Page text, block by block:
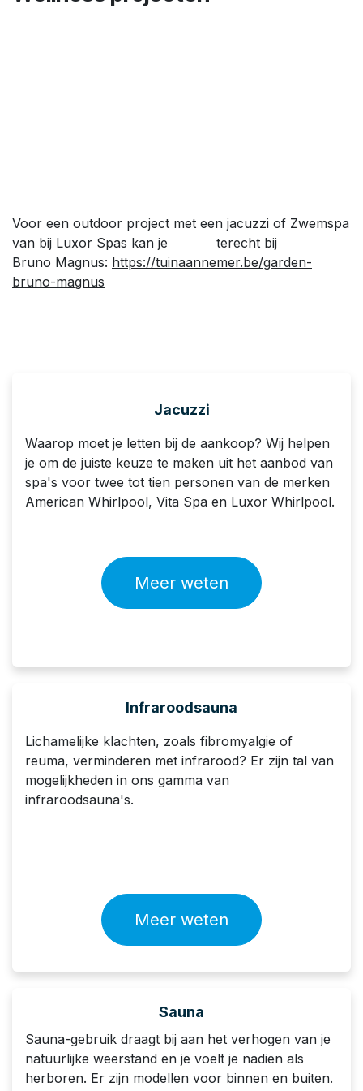
Voor een outdoor project met een jacuzzi of Zwemspa
van bij Luxor Spas kan je terecht bij
Bruno Magnus: https://tuinaannemer.be/garden-
bruno-magnus
Jacuzzi
Waarop moet je letten bij de aankoop? Wij helpen
je om de juiste keuze te maken uit het aanbod van
spa's voor twee tot tien personen van de merken
American Whirlpool, Vita Spa en Luxor Whirlpool.
Meer weten
Infraroodsauna
Lichamelijke klachten, zoals fibromyalgie of
reuma, verminderen met infrarood? Er zijn tal van
mogelijkheden in ons gamma van
infraroodsauna's.
Meer weten
Sauna
Sauna-gebruik draagt bij aan het verhogen van je
natuurlijke weerstand en je voelt je nadien als
herboren. Er zijn modellen voor binnen en buiten.